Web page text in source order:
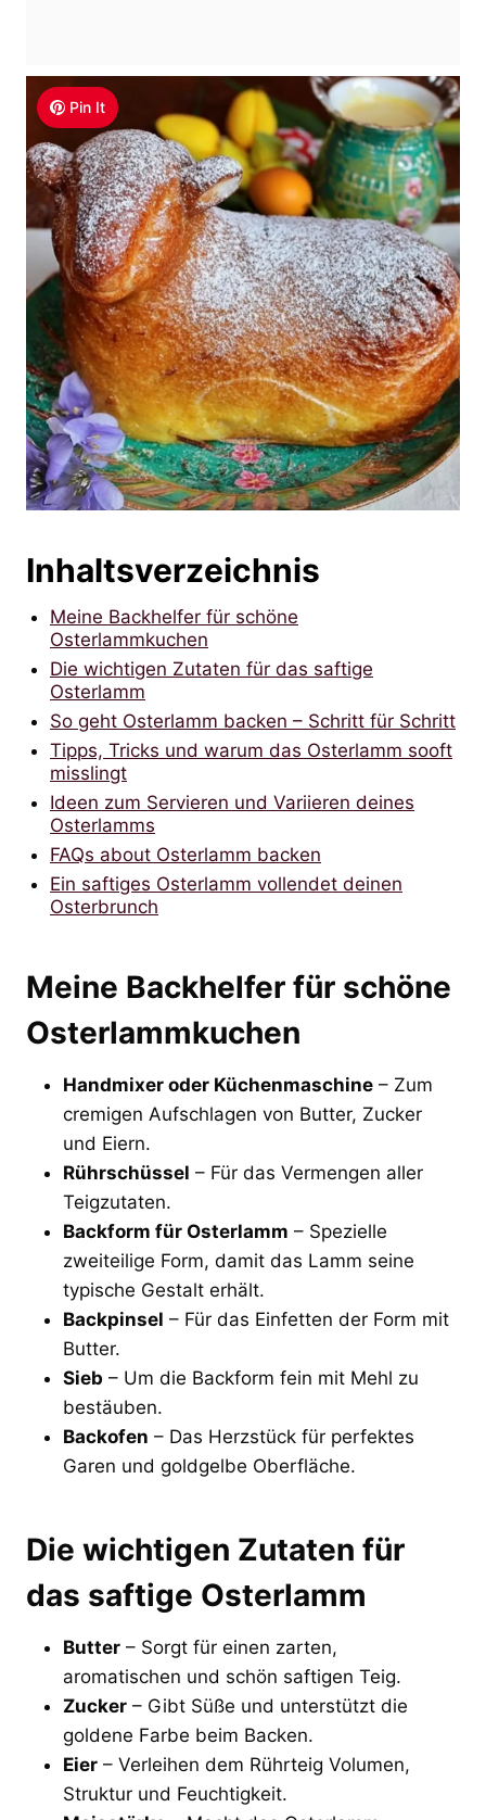
Pin It
Inhaltsverzeichnis
Meine Backhelfer für schöne
Osterlammkuchen
Die wichtigen Zutaten für das saftige
Osterlamm
So geht Osterlamm backen – Schritt für Schritt
Tipps, Tricks und warum das Osterlamm sooft
misslingt
Ideen zum Servieren und Variieren deines
Osterlamms
FAQs about Osterlamm backen
Ein saftiges Osterlamm vollendet deinen
Osterbrunch
Meine Backhelfer für schöne
Osterlammkuchen
Handmixer oder Küchenmaschine – Zum
cremigen Aufschlagen von Butter, Zucker
und Eiern.
Rührschüssel – Für das Vermengen aller
Teigzutaten.
Backform für Osterlamm – Spezielle
zweiteilige Form, damit das Lamm seine
typische Gestalt erhält.
Backpinsel – Für das Einfetten der Form mit
Butter.
Sieb – Um die Backform fein mit Mehl zu
bestäuben.
Backofen – Das Herzstück für perfektes
Garen und goldgelbe Oberfläche.
Die wichtigen Zutaten für
das saftige Osterlamm
Butter – Sorgt für einen zarten,
aromatischen und schön saftigen Teig.
Zucker – Gibt Süße und unterstützt die
goldene Farbe beim Backen.
Eier – Verleihen dem Rührteig Volumen,
Struktur und Feuchtigkeit.